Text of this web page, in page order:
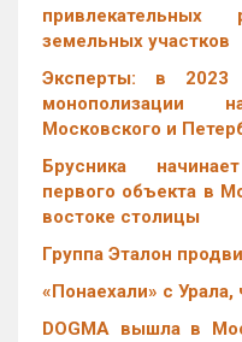
земельных участков
Эксперты: в 2023
монополизации
Московского и
Брусника
первого объекта в
востоке столицы
Группа Эталон
«Понаехали» с
DOGMA вышла в